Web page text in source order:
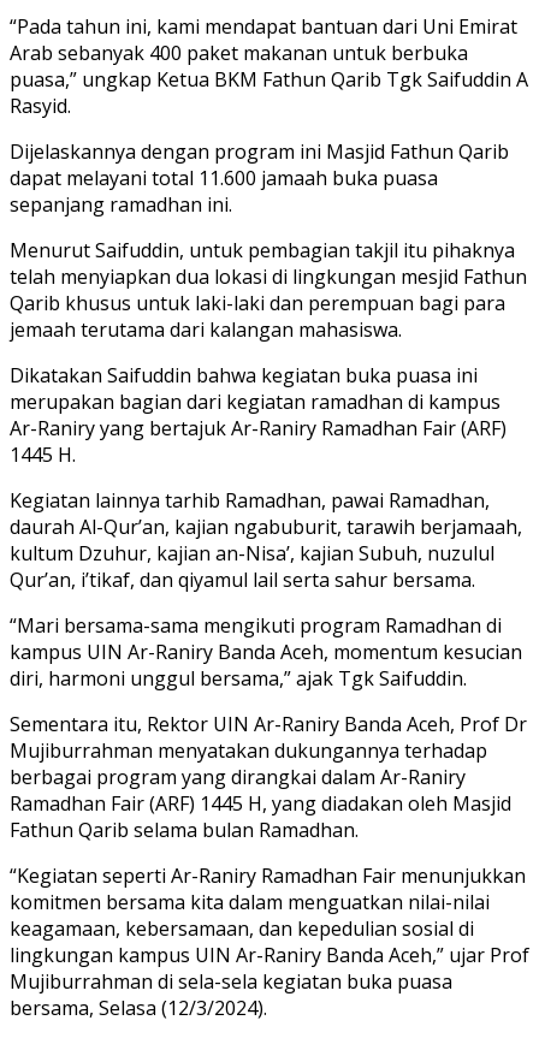
“Pada tahun ini, kami mendapat bantuan dari Uni Emirat
Arab sebanyak 400 paket makanan untuk berbuka
puasa,” ungkap Ketua BKM Fathun Qarib Tgk Saifuddin A
Rasyid.
Dijelaskannya dengan program ini Masjid Fathun Qarib
dapat melayani total 11.600 jamaah buka puasa
sepanjang ramadhan ini.
Menurut Saifuddin, untuk pembagian takjil itu pihaknya
telah menyiapkan dua lokasi di lingkungan mesjid Fathun
Qarib khusus untuk laki-laki dan perempuan bagi para
jemaah terutama dari kalangan mahasiswa.
Dikatakan Saifuddin bahwa kegiatan buka puasa ini
merupakan bagian dari kegiatan ramadhan di kampus
Ar-Raniry yang bertajuk Ar-Raniry Ramadhan Fair (ARF)
1445 H.
Kegiatan lainnya tarhib Ramadhan, pawai Ramadhan,
daurah Al-Qur’an, kajian ngabuburit, tarawih berjamaah,
kultum Dzuhur, kajian an-Nisa’, kajian Subuh, nuzulul
Qur’an, i’tikaf, dan qiyamul lail serta sahur bersama.
“Mari bersama-sama mengikuti program Ramadhan di
kampus UIN Ar-Raniry Banda Aceh, momentum kesucian
diri, harmoni unggul bersama,” ajak Tgk Saifuddin.
Sementara itu, Rektor UIN Ar-Raniry Banda Aceh, Prof Dr
Mujiburrahman menyatakan dukungannya terhadap
berbagai program yang dirangkai dalam Ar-Raniry
Ramadhan Fair (ARF) 1445 H, yang diadakan oleh Masjid
Fathun Qarib selama bulan Ramadhan.
“Kegiatan seperti Ar-Raniry Ramadhan Fair menunjukkan
komitmen bersama kita dalam menguatkan nilai-nilai
keagamaan, kebersamaan, dan kepedulian sosial di
lingkungan kampus UIN Ar-Raniry Banda Aceh,” ujar Prof
Mujiburrahman di sela-sela kegiatan buka puasa
bersama, Selasa (12/3/2024).